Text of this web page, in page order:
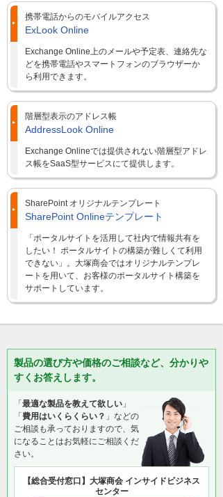
携帯電話からのモバイルアクセス
ExLook Online
Exchange Online上のメールや予定表、連絡先な
どを携帯電話やスマートフォンのブラウザーか
ら利用できます。
階層型表示のアドレス帳
AddressLook Online
Exchange Onlineでは提供されない階層型アドレ
ス帳をSaaS型サービスにて提供します。
SharePoint オリジナルテンプレート
SharePoint Onlineテンプレート
「ポータルサイトを活用して社内で情報共有を
したい！ ポータルサイトの構築が難しくて利用
できない」。大塚商会ではオリジナルテンプレ
ートを用いて、お客様のポータルサイト構築を
サポートしています。
製品の選び方や価格のご相談など、分かりや
すくお答えします。
「最適な製品を教えて欲しい 」
「費用はいくらくらい？ 」などの
ご相談も承っておりますので、気
になることはお気軽にご相談くだ
さい。
【総合受付窓口】大塚商会 インサイドビジネス
センター